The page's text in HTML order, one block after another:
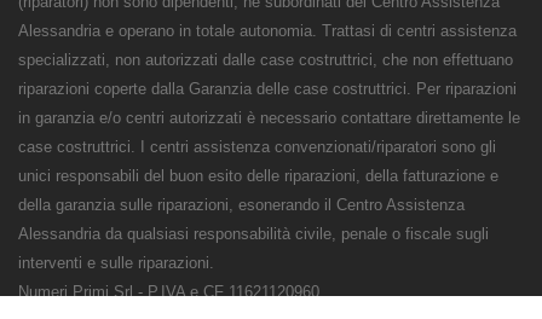
Alessandria e operano in totale autonomia. Trattasi di centri assistenza
specializzati, non autorizzati dalle case costruttrici, che non effettuano
riparazioni coperte dalla Garanzia delle case costruttrici. Per riparazioni
in garanzia e/o centri autorizzati è necessario contattare direttamente le
case costruttrici. I centri assistenza convenzionati/riparatori sono gli
unici responsabili del buon esito delle riparazioni, della fatturazione e
della garanzia sulle riparazioni, esonerando il Centro Assistenza
Alessandria da qualsiasi responsabilità civile, penale o fiscale sugli
interventi e sulle riparazioni.
Numeri Primi Srl - P.IVA e CF 11621120960